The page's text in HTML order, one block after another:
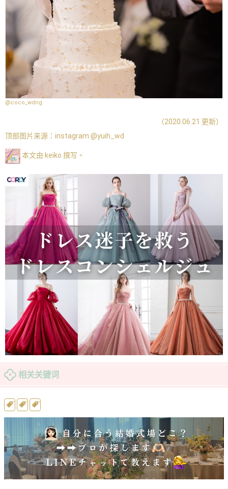
@coco_wdng
（2020.06.21 更新）
顶部图片来源： instagram @yuih_wd
本文由 keiko 撰写。
相关关键词